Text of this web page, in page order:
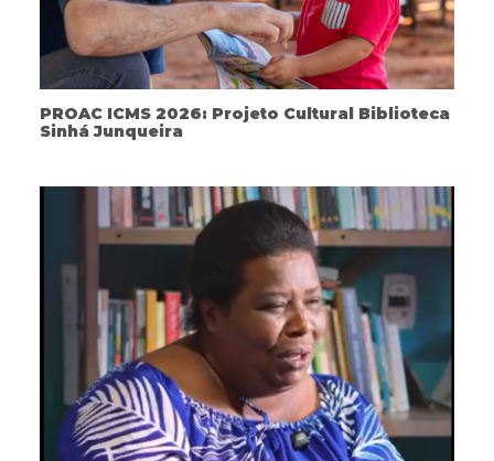
PROAC ICMS 2026: Projeto Cultural Biblioteca
Sinhá Junqueira